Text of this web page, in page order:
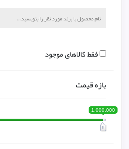
فقط کالاهای موجود
بازه قیمت
1,000,000